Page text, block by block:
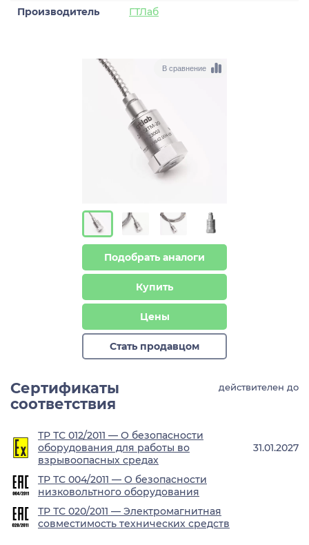
Производитель
ГТЛаб
В сравнение
Подобрать аналоги
Купить
Цены
Стать продавцом
Сертификаты
соответствия
действителен до
ТР ТС 012/2011 — О безопасности
оборудования для работы во
взрывоопасных средах
31.01.2027
ТР ТС 004/2011 — О безопасности
низковольтного оборудования
ТР ТС 020/2011 — Электромагнитная
совместимость технических средств